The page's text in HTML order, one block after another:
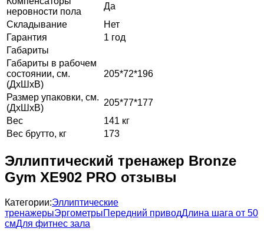
неровности пола
Да
Складывание
Нет
Гарантия
1 год
Габариты
Габариты в рабочем
состоянии, см.
(ДхШхВ)
205*72*196
Размер упаковки, см.
(ДхШхВ)
205*77*177
Вес
141 кг
Вес брутто, кг
173
Эллиптический тренажер Bronze
Gym XE902 PRO отзывы
Категории:Эллиптические
тренажерыЭргометрыПередний приводДлина шага от 50
смДля фитнес зала